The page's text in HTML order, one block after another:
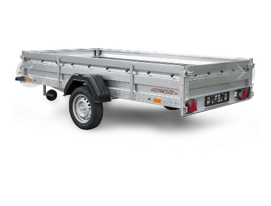
Previous Next